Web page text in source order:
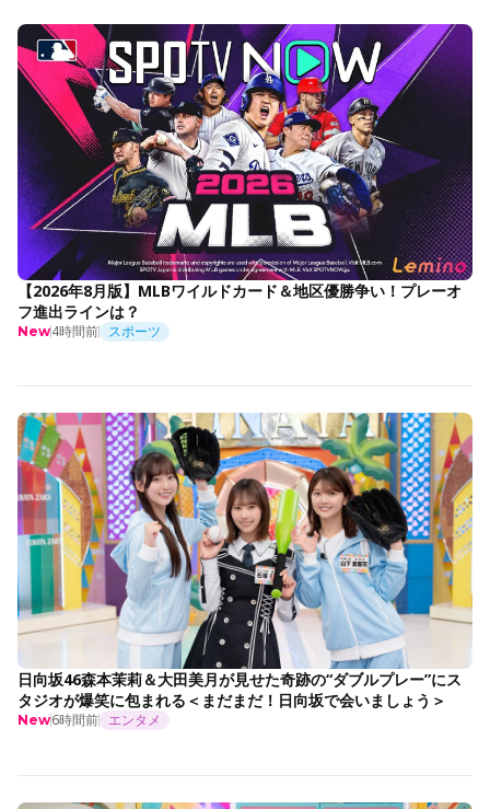
【2026年8月版】MLBワイルドカード＆地区優勝争い！プレーオ
フ進出ラインは？
New4時間前 スポーツ
日向坂46森本茉莉＆大田美月が見せた奇跡の“ダブルプレー”にス
タジオが爆笑に包まれる＜まだまだ！日向坂で会いましょう＞
New6時間前 エンタメ